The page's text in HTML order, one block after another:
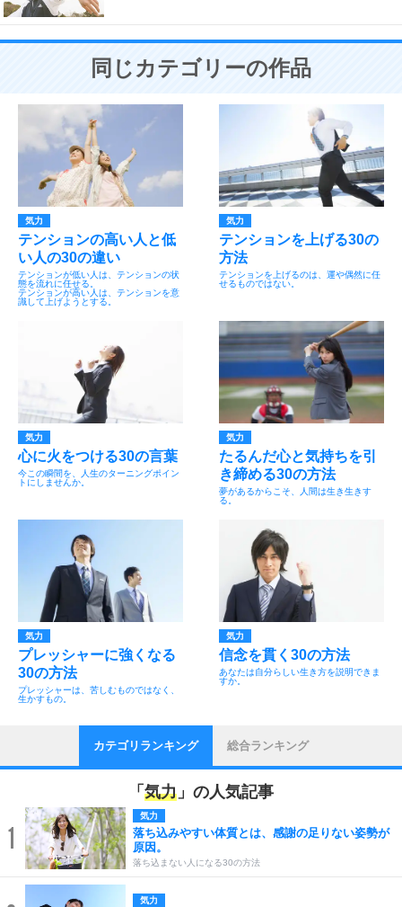
同じカテゴリーの作品
気力
テンションの高い人と低
い人の30の違い
テンションが低い人は、テンションの状
態を流れに任せる。
テンションが高い人は、テンションを意
識して上げようとする。
気力
テンションを上げる30の
方法
テンションを上げるのは、運や偶然に任
せるものではない。
気力
心に火をつける30の言葉
今この瞬間を、人生のターニングポイン
トにしませんか。
気力
たるんだ心と気持ちを引
き締める30の方法
夢があるからこそ、人間は生き生きす
る。
気力
プレッシャーに強くなる
30の方法
プレッシャーは、苦しむものではなく、
生かすもの。
気力
信念を貫く30の方法
あなたは自分らしい生き方を説明できま
すか。
カテゴリランキング 総合ランキング
「 気力 」の人気記事
1
気力
落ち込みやすい体質とは、感謝の足りない姿勢が
原因。
落ち込まない人になる30の方法
気力